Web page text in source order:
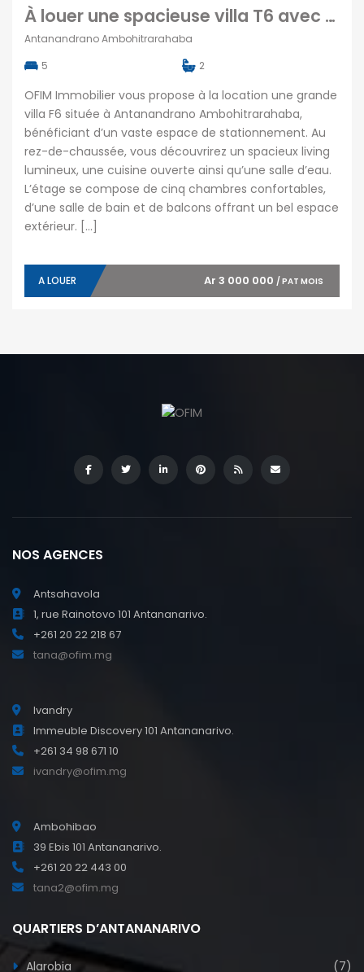
À louer une spacieuse villa T6 avec un grand parking située à Antanandrano Ambohitrarahaba
Antanandrano Ambohitrarahaba
5
2
OFIM Immobilier vous propose à la location une grande
villa F6 située à Antanandrano Ambohitrarahaba,
bénéficiant d’un vaste espace de stationnement. Au
rez-de-chaussée, vous découvrirez un spacieux living
lumineux, une cuisine ouverte ainsi qu’une salle d’eau.
L’étage se compose de cinq chambres confortables,
d’une salle de bain et de balcons offrant un bel espace
extérieur. […]
A LOUER Ar 3 000 000 / PAT MOIS
NOS AGENCES
Antsahavola
1, rue Rainotovo 101 Antananarivo.
+261 20 22 218 67
tana@ofim.mg
Ivandry
Immeuble Discovery 101 Antananarivo.
+261 34 98 671 10
ivandry@ofim.mg
Ambohibao
39 Ebis 101 Antananarivo.
+261 20 22 443 00
tana2@ofim.mg
QUARTIERS D’ANTANANARIVO
Alarobia (7)